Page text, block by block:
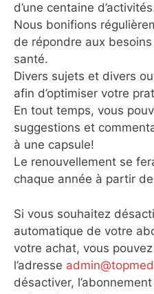
d’une centaine
Nous bonifions
de répondre aux
santé.
Divers sujets et divers
afin d’optimiser votre
En tout temps, vous
suggestions et
à une capsule!
Le renouvellement se
chaque année à partir
Si vous souhaitez
automatique de votre
votre achat, vous
l’adresse
désactiver,